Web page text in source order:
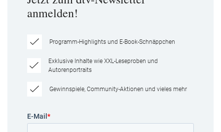
anmelden!
Programm-Highlights und E-Book-Schnäppchen
Exklusive Inhalte wie XXL-Leseproben und
Autorenportraits
Gewinnspiele, Community-Aktionen und vieles mehr
E-Mail *